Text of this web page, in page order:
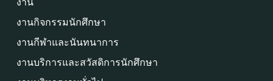
งาน
งานกิจกรรมนักศึกษา
งานกีฬาและนันทนาการ
งานบริการและสวัสดิการนักศึกษา